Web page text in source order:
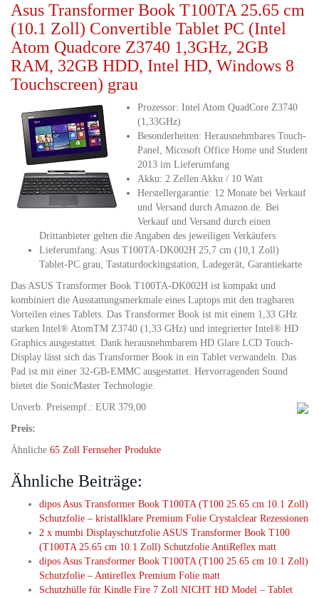
Asus Transformer Book T100TA 25.65 cm
(10.1 Zoll) Convertible Tablet PC (Intel
Atom Quadcore Z3740 1,3GHz, 2GB
RAM, 32GB HDD, Intel HD, Windows 8
Touchscreen) grau
Prozessor: Intel Atom QuadCore Z3740
(1,33GHz)
Besonderheiten: Herausnehmbares Touch-
Panel, Micosoft Office Home und Student
2013 im Lieferumfang
Akku: 2 Zellen Akku / 10 Watt
Herstellergarantie: 12 Monate bei Verkauf
und Versand durch Amazon.de. Bei
Verkauf und Versand durch einen
Drittanbieter gelten die Angaben des jeweiligen Verkäufers
Lieferumfang: Asus T100TA-DK002H 25,7 cm (10,1 Zoll)
Tablet-PC grau, Tastaturdockingstation, Ladegerät, Garantiekarte
Das ASUS Transformer Book T100TA-DK002H ist kompakt und
kombiniert die Ausstattungsmerkmale eines Laptops mit den tragbaren
Vorteilen eines Tablets. Das Transformer Book ist mit einem 1,33 GHz
starken Intel® AtomTM Z3740 (1,33 GHz) und integrierter Intel® HD
Graphics ausgestattet. Dank herausnehmbarem HD Glare LCD Touch-
Display lässt sich das Transformer Book in ein Tablet verwandeln. Das
Pad ist mit einer 32-GB-EMMC ausgestattet. Hervorragenden Sound
bietet die SonicMaster Technologie.
Unverb. Preisempf.: EUR 379,00
Preis:
Ähnliche 65 Zoll Fernseher Produkte
Ähnliche Beiträge:
dipos Asus Transformer Book T100TA (T100 25.65 cm 10.1 Zoll)
Schutzfolie – kristallklare Premium Folie Crystalclear Rezessionen
2 x mumbi Displayschutzfolie ASUS Transformer Book T100
(T100TA 25.65 cm 10.1 Zoll) Schutzfolie AntiReflex matt
dipos Asus Transformer Book T100TA (T100 25.65 cm 10.1 Zoll)
Schutzfolie – Antireflex Premium Folie matt
Schutzhülle für Kindle Fire 7 Zoll NICHT HD Model – Tablet